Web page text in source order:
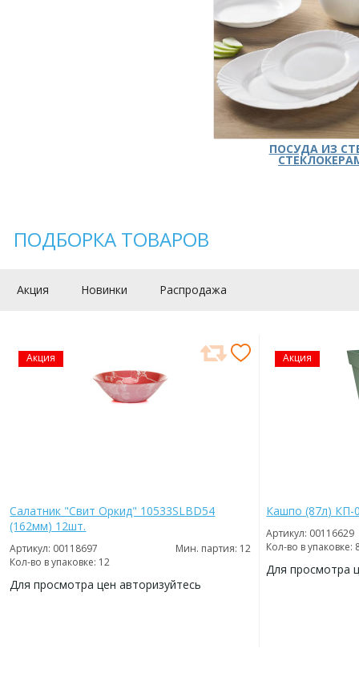
ПОСУДА ИЗ
ПОДБОРКА ТОВАРОВ
Акция Новинки Распродажа
Акция
Салатник "Свит Оркид" 10533SLBD54
(162мм) 12шт.
Артикул: 00118697
Мин. партия: 12
Кол-во в упаковке: 12
Для просмотра цен авторизуйтесь
Акция
Кашпо (87л) КП-
Артикул: 00116629
Кол-во в упаковке:
Для просмотра